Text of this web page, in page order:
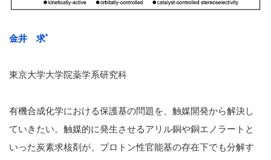
金井 求*
東京大学大学院薬学系研究科
有機合成化学における保護基の問題を、触媒開発から解決し
ていきたい。触媒的に発生させるアリル銅や銅エノラートと
いった炭素求核剤が、プロトン性官能基の存在下でも分解す